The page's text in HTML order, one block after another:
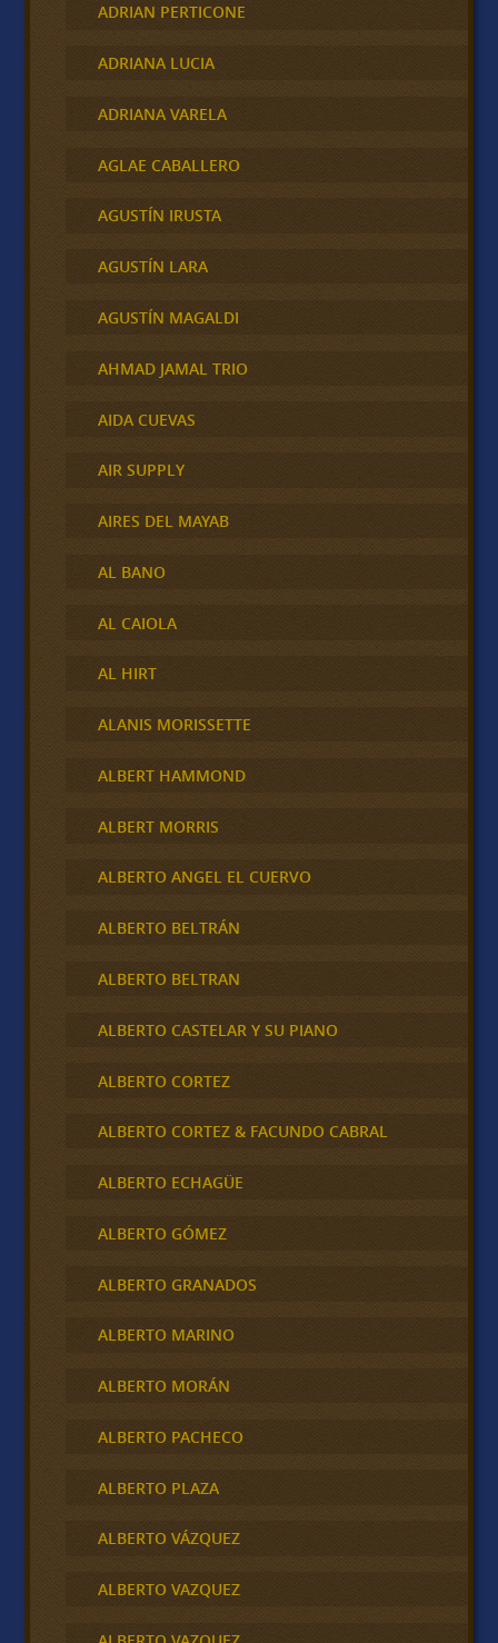
ADRIAN PERTICONE
ADRIANA LUCIA
ADRIANA VARELA
AGLAE CABALLERO
AGUSTÍN IRUSTA
AGUSTÍN LARA
AGUSTÍN MAGALDI
AHMAD JAMAL TRIO
AIDA CUEVAS
AIR SUPPLY
AIRES DEL MAYAB
AL BANO
AL CAIOLA
AL HIRT
ALANIS MORISSETTE
ALBERT HAMMOND
ALBERT MORRIS
ALBERTO ANGEL EL CUERVO
ALBERTO BELTRÁN
ALBERTO BELTRAN
ALBERTO CASTELAR Y SU PIANO
ALBERTO CORTEZ
ALBERTO CORTEZ & FACUNDO CABRAL
ALBERTO ECHAGÜE
ALBERTO GÓMEZ
ALBERTO GRANADOS
ALBERTO MARINO
ALBERTO MORÁN
ALBERTO PACHECO
ALBERTO PLAZA
ALBERTO VÁZQUEZ
ALBERTO VAZQUEZ